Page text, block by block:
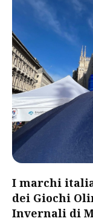
I marchi
dei Giochi
Invernali di